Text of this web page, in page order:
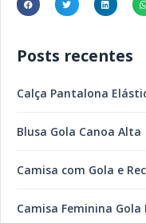
Posts recentes
Calça Pantalona
Blusa Gola Canoa Alta
Camisa com Gola e
Camisa Feminina